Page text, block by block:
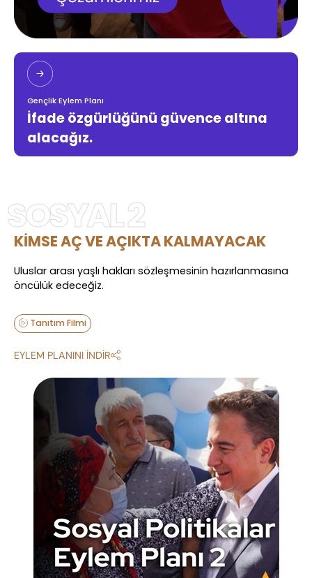
Gençlik Eylem Planı
İfade özgürlüğünü güvence altına
alacağız.
SOSYAL 2
KİMSE AÇ VE AÇIKTA KALMAYACAK
Uluslar arası yaşlı hakları sözleşmesinin hazırlanmasına
öncülük edeceğiz.
Tanıtım Filmi
EYLEM PLANINI İNDİR